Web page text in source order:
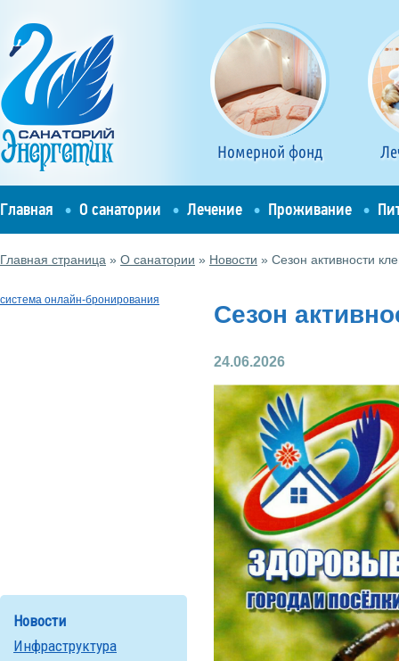
Номерной фонд
Главная О санатории Лечение Проживание
Главная страница » О санатории » Новости » Сезон активности
система онлайн-бронирования
Новости
Инфраструктура
Сезон
24.06.2026